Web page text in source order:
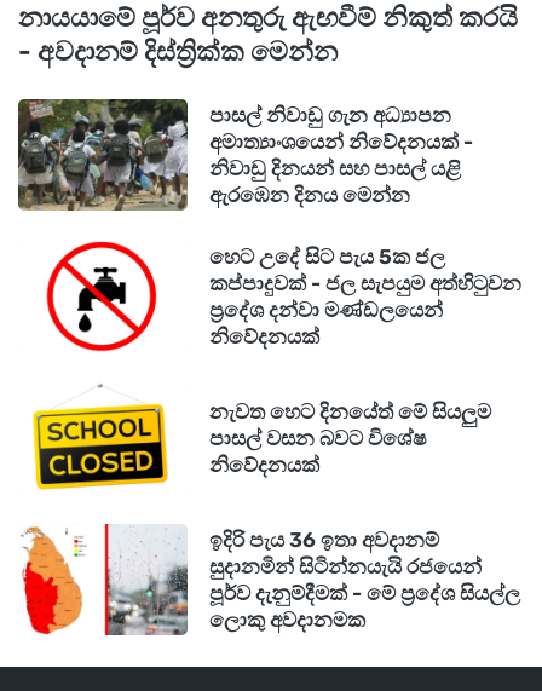
නායයාමේ පූර්ව අනතුරු ඇඟවීම් නිකුත් කරයි
- අවදානම් දිස්ත්‍රික්ක මෙන්න
පාසල් නිවාඩු ගැන අධ්‍යාපන
අමාත්‍යාංශයෙන් නිවේදනයක් -
නිවාඩු දිනයන් සහ පාසල් යළි
ඇරඹෙන දිනය මෙන්න
හෙට උදේ සිට පැය 5ක ජල
කප්පාදුවක් - ජල සැපයුම අත්හිටුවන
ප්‍රදේශ දන්වා මණ්ඩලයෙන්
නිවේදනයක්
නැවත හෙට දිනයේත් මේ සියලුම
පාසල් වසන බවට විශේෂ
නිවේදනයක්
ඉදිරි පැය 36 ඉතා අවදානම්
සුදානමින් සිටින්නයැයි රජයෙන්
පූර්ව දැනුම්දීමක් - මේ ප්‍රදේශ සියල්ල
ලොකු අවදානමක